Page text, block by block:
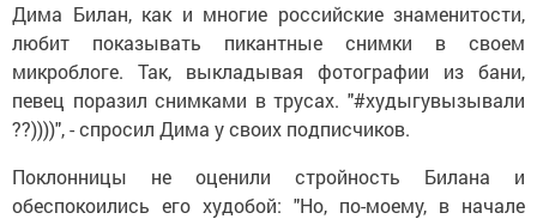
Дима Билан, как и многие российские знаменитости,
любит показывать пикантные снимки в своем
микроблоге. Так, выкладывая фотографии из бани,
певец поразил снимками в трусах. "#худыгувызывали
??))))", - спросил Дима у своих подписчиков.
Поклонницы не оценили стройность Билана и
обеспокоились его худобой: "Но, по-моему, в начале